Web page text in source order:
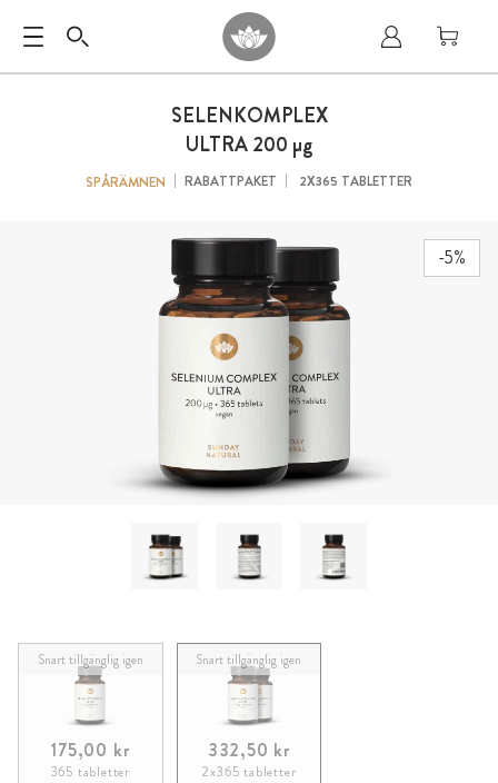
-5%
SELENKOMPLEX
ULTRA 200 µg
SPÅRÄMNEN RABATTPAKET 2X365 TABLETTER
Snart tillgänglig igen
175,00 kr
365 tabletter
Snart tillgänglig igen
332,50 kr
2x365 tabletter